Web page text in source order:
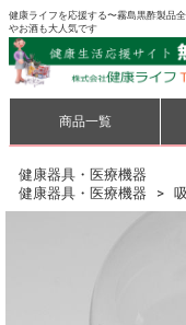
健康ライフを応援する〜霧島黒酢製品
やお酒も大人気です
商品一覧
健康器具・医療機器
健康器具・医療機器